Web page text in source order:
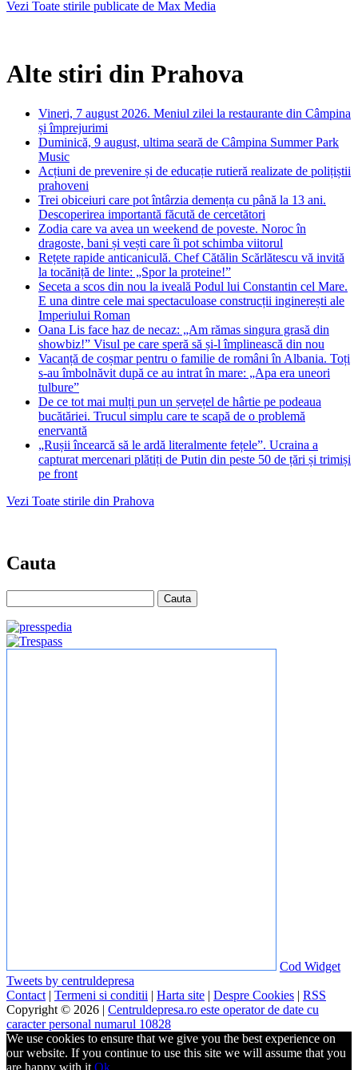
Vezi Toate stirile publicate de Max Media
Alte stiri din Prahova
Vineri, 7 august 2026. Meniul zilei la restaurante din Câmpina
și împrejurimi
Duminică, 9 august, ultima seară de Câmpina Summer Park
Music
Acțiuni de prevenire și de educație rutieră realizate de polițiștii
prahoveni
Trei obiceiuri care pot întârzia demența cu până la 13 ani.
Descoperirea importantă făcută de cercetători
Zodia care va avea un weekend de poveste. Noroc în
dragoste, bani și vești care îi pot schimba viitorul
Rețete rapide anticaniculă. Chef Cătălin Scărlătescu vă invită
la tocăniță de linte: „Spor la proteine!”
Seceta a scos din nou la iveală Podul lui Constantin cel Mare.
E una dintre cele mai spectaculoase construcții inginerești ale
Imperiului Roman
Oana Lis face haz de necaz: „Am rămas singura grasă din
showbiz!” Visul pe care speră să și-l împlinească din nou
Vacanță de coșmar pentru o familie de români în Albania. Toți
s-au îmbolnăvit după ce au intrat în mare: „Apa era uneori
tulbure”
De ce tot mai mulți pun un șervețel de hârtie pe podeaua
bucătăriei. Trucul simplu care te scapă de o problemă
enervantă
„Rușii încearcă să le ardă literalmente fețele”. Ucraina a
capturat mercenari plătiți de Putin din peste 50 de țări și trimiși
pe front
Vezi Toate stirile din Prahova
Cauta
Cod Widget
Tweets by centruldepresa
Contact | Termeni si conditii | Harta site | Despre Cookies | RSS
Copyright © 2026 | Centruldepresa.ro este operator de date cu
caracter personal numarul 10828
We use cookies to ensure that we give you the best experience on
our website. If you continue to use this site we will assume that you